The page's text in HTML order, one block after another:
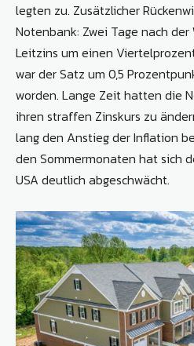
legten zu. Zusätzlicher
Notenbank: Zwei Tage nach
Leitzins um einen
war der Satz um 0,5
worden. Lange Zeit hatten die
ihren straffen Zinskurs zu
lang den Anstieg der Inflation
den Sommermonaten hat sich
USA deutlich abgeschwächt.